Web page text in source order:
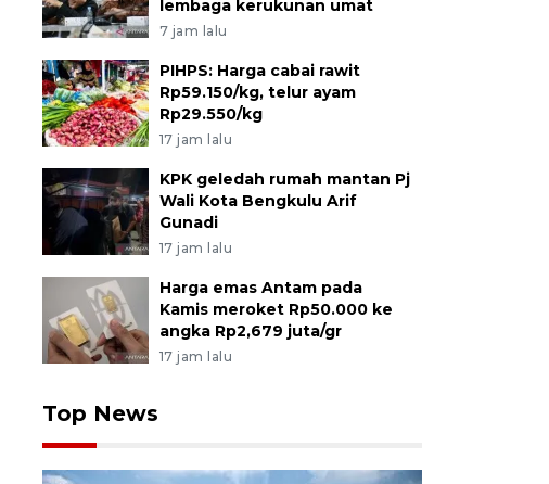
lembaga kerukunan umat
7 jam lalu
PIHPS: Harga cabai rawit
Rp59.150/kg, telur ayam
Rp29.550/kg
17 jam lalu
KPK geledah rumah mantan Pj
Wali Kota Bengkulu Arif
Gunadi
17 jam lalu
Harga emas Antam pada
Kamis meroket Rp50.000 ke
angka Rp2,679 juta/gr
17 jam lalu
Top News